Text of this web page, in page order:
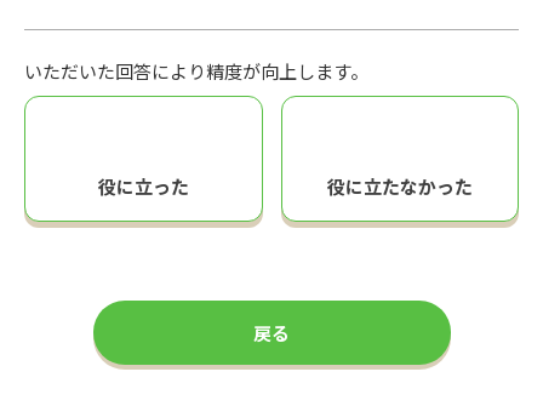
いただいた回答により精度が向上します。
役に立った 役に立たなかった
戻る